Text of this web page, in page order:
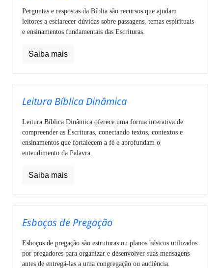
Perguntas e respostas da Bíblia são recursos que ajudam
leitores a esclarecer dúvidas sobre passagens, temas espirituais
e ensinamentos fundamentais das Escrituras.
Saiba mais
Leitura Bíblica Dinâmica
Leitura Bíblica Dinâmica oferece uma forma interativa de
compreender as Escrituras, conectando textos, contextos e
ensinamentos que fortalecem a fé e aprofundam o
entendimento da Palavra.
Saiba mais
Esboços de Pregação
Esboços de pregação são estruturas ou planos básicos utilizados
por pregadores para organizar e desenvolver suas mensagens
antes de entregá-las a uma congregação ou audiência.